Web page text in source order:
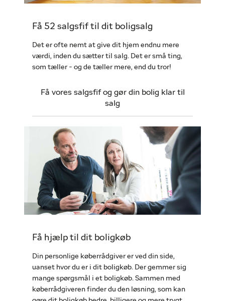
Få 52 salgsfif til dit boligsalg
Det er ofte nemt at give dit hjem endnu mere
værdi, inden du sætter til salg. Det er små ting,
som tæller - og de tæller mere, end du tror!
Få vores salgsfif og gør din bolig klar til
salg
Få hjælp til dit boligkøb
Din personlige køberrådgiver er ved din side,
uanset hvor du er i dit boligkøb. Der gemmer sig
mange spørgsmål i et boligkøb. Sammen med
køberrådgiveren finder du den løsning, som kan